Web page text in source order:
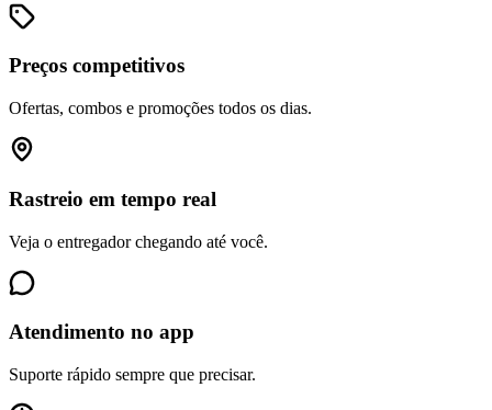
Preços competitivos
Ofertas, combos e promoções todos os dias.
Rastreio em tempo real
Veja o entregador chegando até você.
Atendimento no app
Suporte rápido sempre que precisar.